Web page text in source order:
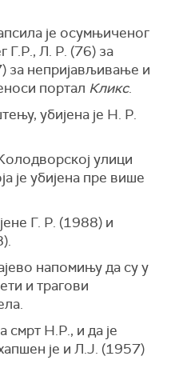
је осумњиченог
Г.Р., Л. Р. (76) за
за непријављивање и
портал Кликс.
убијена је Н. Р.
улици
је убијена пре више
Г. Р. (1988) и
напомињу да су у
и трагови
смрт Н.Р., и да је
је и Л.Ј. (1957)